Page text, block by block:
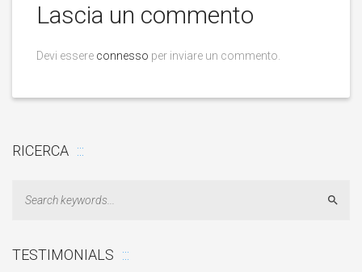
Lascia un commento
Devi essere connesso per inviare un commento.
RICERCA
TESTIMONIALS